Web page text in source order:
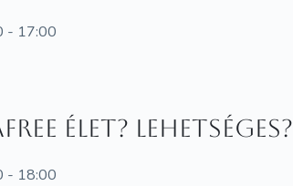
- 17:00
élet? Lehetséges?
- 18:00